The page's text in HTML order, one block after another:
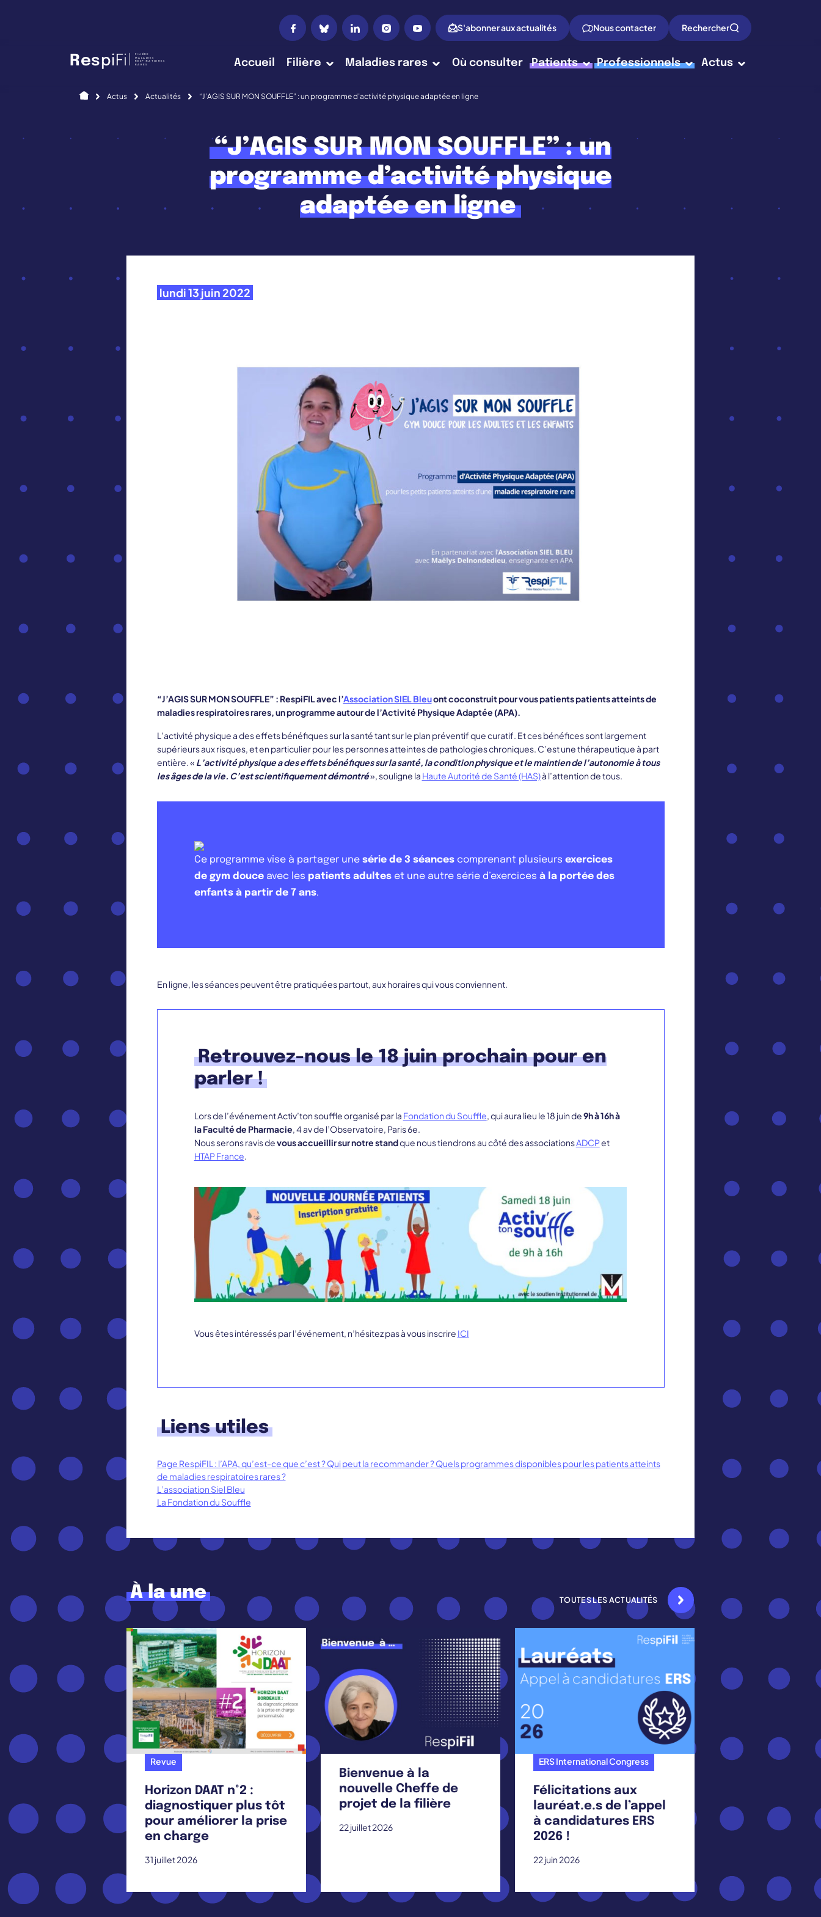
S'abonner aux actualités Nous contacter Rechercher
RespiFi FILIÈRE
MALADIES
RESPIRATOIRES
RARES Accueil Filière Maladies rares Où consulter Patients Professionnels Actus
AccueilActus Actualités “J’AGIS SUR MON SOUFFLE” : un programme d’activité physique adaptée en ligne
“J’AGIS SUR MON SOUFFLE” : un
programme d’activité physique
adaptée en ligne
lundi 13 juin 2022
“J’AGIS SUR MON SOUFFLE” : RespiFIL avec l’Association SIEL Bleuont coconstruit pour vous patients patients atteints de
maladies respiratoires rares, un programme autour de l’Activité Physique Adaptée (APA).
L’activité physique a des effets bénéfiques sur la santé tant sur le plan préventif que curatif. Et ces bénéfices sont largement
supérieurs aux risques, et en particulier pour les personnes atteintes de pathologies chroniques. C’est une thérapeutique à part
entière. « L’activité physique a des effets bénéfiques sur la santé, la condition physique et le maintien de l’autonomie à tous
les âges de la vie. C’est scientifiquement démontré», souligne la Haute Autorité de Santé (HAS)à l’attention de tous.
Ce programme vise à partager unesérie de 3 séancescomprenant plusieurs exercices
de gym douceavec les patients adulteset une autre série d’exercices à la portée des
enfants à partir de 7 ans.
En ligne, les séances peuvent être pratiquées partout, aux horaires qui vous conviennent.
Retrouvez-nous le 18 juin prochain pour en
parler !
Lors de l’événement Activ’ton souffle organisé par la Fondation du Souffle, qui aura lieu le 18 juin de9h à 16h à
la Faculté de Pharmacie, 4 av de l’Observatoire, Paris 6e.
Nous serons ravis devous accueillir sur notre standque nous tiendrons au côté des associationsADCPet
HTAP France.
Vous êtes intéressés par l’événement, n’hésitez pas à vous inscrire ICI
Liens utiles
Page RespiFIL : l’APA, qu’est-ce que c’est ? Qui peut la recommander ? Quels programmes disponibles pour les patients atteints
de maladies respiratoires rares ?
L’association Siel Bleu
La Fondation du Souffle
À la une TOUTES LES ACTUALITÉS
Revue
Horizon DAAT n°2 :
diagnostiquer plus tôt
pour améliorer la prise
en charge
31 juillet 2026
Bienvenue à la
nouvelle Cheffe de
projet de la filière
22 juillet 2026
ERS International Congress
Félicitations aux
lauréat.e.s de l’appel
à candidatures ERS
2026 !
22 juin 2026